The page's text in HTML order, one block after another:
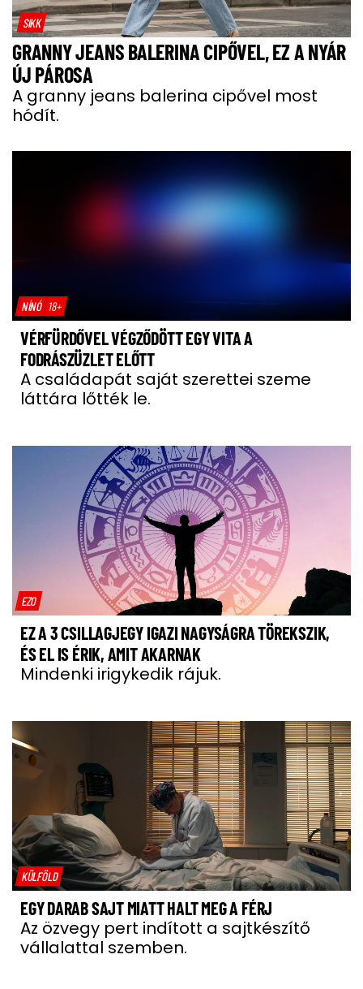
SIKK
GRANNY JEANS BALERINA CIPŐVEL, EZ A NYÁR
ÚJ PÁROSA
A granny jeans balerina cipővel most
hódít.
NÍNÓ 18+
VÉRFÜRDŐVEL VÉGZŐDÖTT EGY VITA A
FODRÁSZÜZLET ELŐTT
A családapát saját szerettei szeme
láttára lőtték le.
EZO
EZ A 3 CSILLAGJEGY IGAZI NAGYSÁGRA TÖREKSZIK,
ÉS EL IS ÉRIK, AMIT AKARNAK
Mindenki irigykedik rájuk.
KÜLFÖLD
EGY DARAB SAJT MIATT HALT MEG A FÉRJ
Az özvegy pert indított a sajtkészítő
vállalattal szemben.